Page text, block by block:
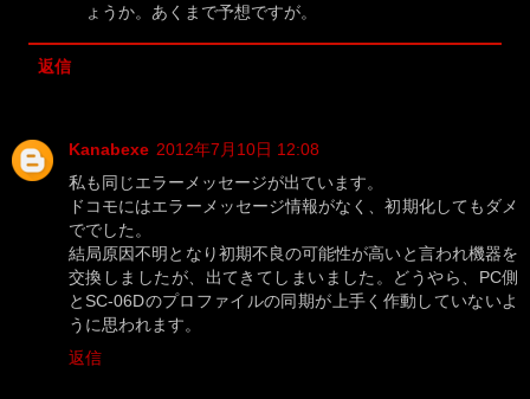
ょうか。あくまで予想ですが。
返信
Kanabexe 2012年7月10日 12:08
私も同じエラーメッセージが出ています。
ドコモにはエラーメッセージ情報がなく、初期化してもダメ
ででした。
結局原因不明となり初期不良の可能性が高いと言われ機器を
交換しましたが、出てきてしまいました。どうやら、PC側
とSC-06Dのプロファイルの同期が上手く作動していないよ
うに思われます。
返信